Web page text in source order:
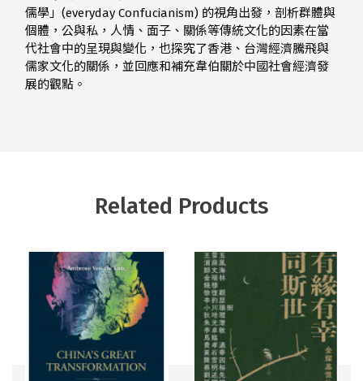
儒學」(everyday Confucianism) 的視角出發，剖析群體與
個體，公與私，人情、面子、關係等傳統文化的因素在當
代社會中的呈現與變化，也探究了香港、台灣經濟騰飛與
儒家文化的關係，並回應和補充韋伯關於中國社會經濟發
展的觀點。
Related Products